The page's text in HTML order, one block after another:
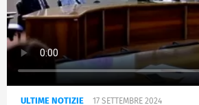
ULTIME NOTIZIE 17 SETTEMBRE 2024